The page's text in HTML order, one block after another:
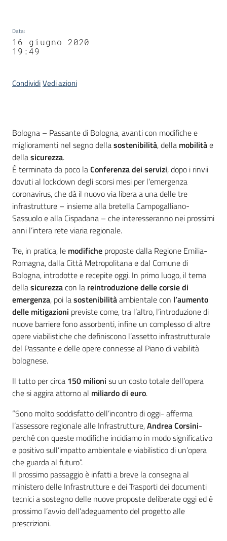
Data:
16 giugno 2020
19:49
CondividiVedi azioni
Contenuto
Bologna – Passante di Bologna, avanti con modifiche e
miglioramenti nel segno dellasostenibilità, della mobilitàe
dellasicurezza.
È terminata da poco laConferenza dei servizi, dopo i rinvii
dovuti al lockdown degli scorsi mesi per l’emergenza
coronavirus, che dà il nuovo via libera a una delle tre
infrastrutture – insieme alla bretella Campogalliano-
Sassuolo e alla Cispadana – che interesseranno nei prossimi
anni l’intera rete viaria regionale.
Tre, in pratica, le modifiche proposte dalla Regione Emilia-
Romagna, dalla Città Metropolitana e dal Comune di
Bologna, introdotte e recepite oggi. In primo luogo, il tema
dellasicurezzacon la reintroduzione delle corsie di
emergenza, poi lasostenibilitàambientale con l’aumento
delle mitigazioni previste come, tra l’altro, l’introduzione di
nuove barriere fono assorbenti, infine un complesso di altre
opere viabilistiche che definiscono l’assetto infrastrutturale
del Passante e delle opere connesse al Piano di viabilità
bolognese.
Il tutto per circa 150 milioni su un costo totale dell’opera
che si aggira attorno al miliardo di euro.
“Sono molto soddisfatto dell’incontro di oggi- afferma
l’assessore regionale alle Infrastrutture,Andrea Corsini-
perché con queste modifiche incidiamo in modo significativo
e positivo sull’impatto ambientale e viabilistico di un’opera
che guarda al futuro”.
Il prossimo passaggio è infatti a breve la consegna al
ministero delle Infrastrutture e dei Trasporti dei documenti
tecnici a sostegno delle nuove proposte deliberate oggi ed è
prossimo l’avvio dell’adeguamento del progetto alle
prescrizioni.